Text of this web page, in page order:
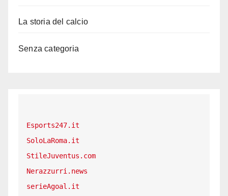
La storia del calcio
Senza categoria
Esports247.it
SoloLaRoma.it
StileJuventus.com
Nerazzurri.news
serieAgoal.it